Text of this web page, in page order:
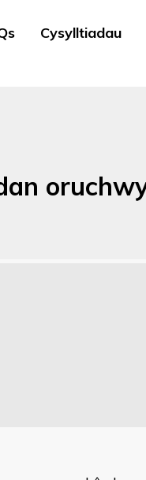
Cysylltiadau